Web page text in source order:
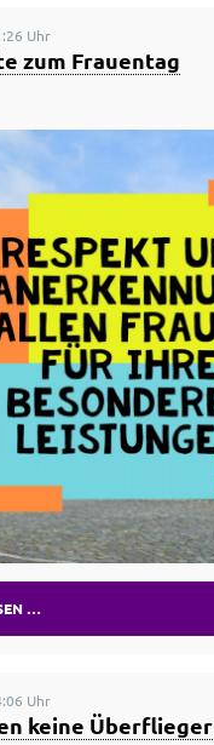
Uhr
zum Frauentag
…
Uhr
keine Überflieger